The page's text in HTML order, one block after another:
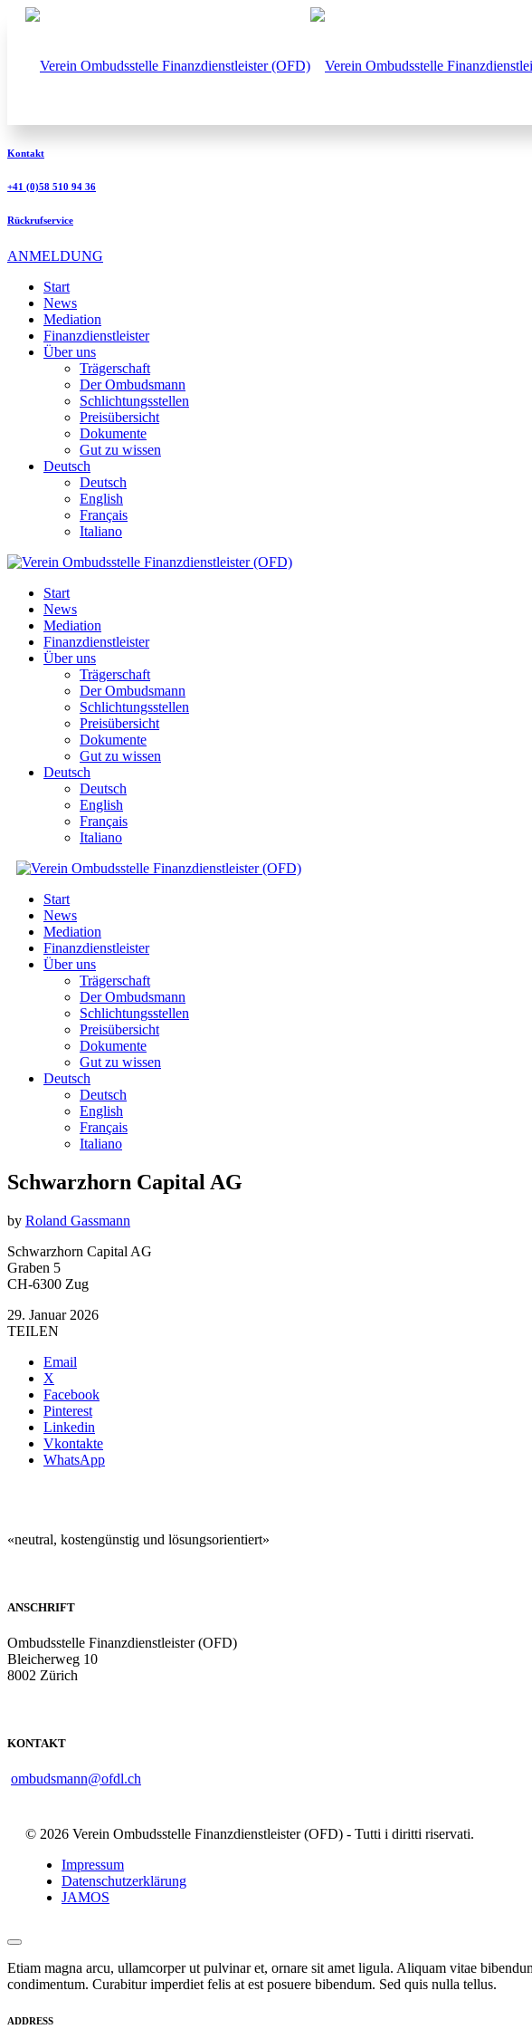
Kontakt
+41 (0)58 510 94 36
Rückrufservice
ANMELDUNG
Start
News
Mediation
Finanzdienstleister
Über uns
Trägerschaft
Der Ombudsmann
Schlichtungsstellen
Preisübersicht
Dokumente
Gut zu wissen
Deutsch
Deutsch
English
Français
Italiano
Start
News
Mediation
Finanzdienstleister
Über uns
Trägerschaft
Der Ombudsmann
Schlichtungsstellen
Preisübersicht
Dokumente
Gut zu wissen
Deutsch
Deutsch
English
Français
Italiano
Start
News
Mediation
Finanzdienstleister
Über uns
Trägerschaft
Der Ombudsmann
Schlichtungsstellen
Preisübersicht
Dokumente
Gut zu wissen
Deutsch
Deutsch
English
Français
Italiano
Schwarzhorn Capital AG
by Roland Gassmann
Schwarzhorn Capital AG
Graben 5
CH-6300 Zug
29. Januar 2026
TEILEN
Email
X
Facebook
Pinterest
Linkedin
Vkontakte
WhatsApp
«neutral, kostengünstig und lösungsorientiert»
ANSCHRIFT
Ombudsstelle Finanzdienstleister (OFD)
Bleicherweg 10
8002 Zürich
KONTAKT
ombudsmann@ofdl.ch
© 2026 Verein Ombudsstelle Finanzdienstleister (OFD) - Tutti i diritti riservati.
Impressum
Datenschutzerklärung
JAMOS
Etiam magna arcu, ullamcorper ut pulvinar et, ornare sit amet ligula. Aliquam vitae
condimentum. Curabitur imperdiet felis at est posuere bibendum. Sed quis nulla tellus.
ADDRESS